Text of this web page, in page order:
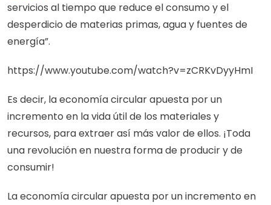
servicios al tiempo que reduce el consumo y el
desperdicio de materias primas, agua y fuentes de
energía”.
https://www.youtube.com/watch?v=zCRKvDyyHmI
Es decir, la economía circular apuesta por un
incremento en la vida útil de los materiales y
recursos, para extraer así más valor de ellos. ¡Toda
una revolución en nuestra forma de producir y de
consumir!
La economía circular apuesta por un incremento en